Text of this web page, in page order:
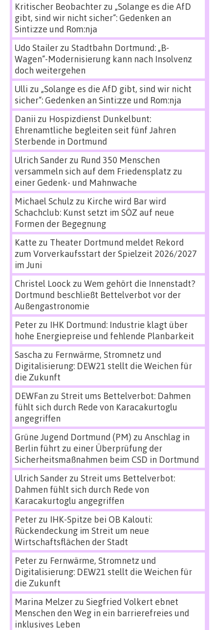
Kritischer Beobachterzu „Solange es die AfD
gibt, sind wir nicht sicher“: Gedenken an
Sinti:zze und Rom:nja
Udo Stailerzu Stadtbahn Dortmund: „B-
Wagen“-Modernisierung kann nach Insolvenz
doch weitergehen
Ulli zu „Solange es die AfD gibt, sind wir nicht
sicher“: Gedenken an Sinti:zze und Rom:nja
Danii zu Hospizdienst Dunkelbunt:
Ehrenamtliche begleiten seit fünf Jahren
Sterbende in Dortmund
Ulrich Sanderzu Rund 350 Menschen
versammeln sich auf dem Friedensplatz zu
einer Gedenk- und Mahnwache
Michael Schulz zu Kirche wird Bar wird
Schachclub: Kunst setzt im SÖZ auf neue
Formen der Begegnung
Katte zu Theater Dortmund meldet Rekord
zum Vorverkaufsstart der Spielzeit 2026/2027
im Juni
Christel Loock zu Wem gehört die Innenstadt?
Dortmund beschließt Bettelverbot vor der
Außengastronomie
Peterzu IHK Dortmund: Industrie klagt über
hohe Energiepreise und fehlende Planbarkeit
Sascha zu Fernwärme, Stromnetz und
Digitalisierung: DEW21 stellt die Weichen für
die Zukunft
DEWFan zu Streit ums Bettelverbot: Dahmen
fühlt sich durch Rede von Karacakurtoglu
angegriffen
Grüne Jugend Dortmund (PM) zu Anschlag in
Berlin führt zu einer Überprüfung der
Sicherheitsmaßnahmen beim CSD in Dortmund
Ulrich Sanderzu Streit ums Bettelverbot:
Dahmen fühlt sich durch Rede von
Karacakurtoglu angegriffen
Peterzu IHK-Spitze bei OB Kalouti:
Rückendeckung im Streit um neue
Wirtschaftsflächen der Stadt
Peterzu Fernwärme, Stromnetz und
Digitalisierung: DEW21 stellt die Weichen für
die Zukunft
Marina Melzerzu Siegfried Volkert ebnet
Menschen den Weg in ein barrierefreies und
inklusives Leben